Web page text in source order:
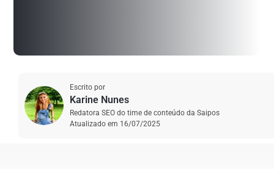
Escrito por
Karine Nunes
Redatora SEO do time de conteúdo da Saipos
Atualizado em 16/07/2025